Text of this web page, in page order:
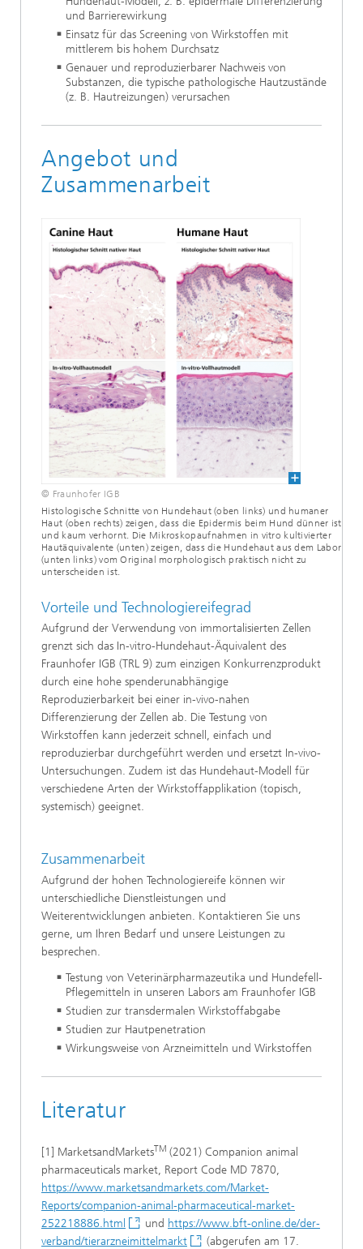
und Barrierewirkung
Einsatz für das Screening von Wirkstoffen mit
mittlerem bis hohem Durchsatz
Genauer und reproduzierbarer Nachweis von
Substanzen, die typische pathologische Hautzustände
(z. B. Hautreizungen) verursachen
Angebot und
Zusammenarbeit
© Fraunhofer IGB
Histologische Schnitte von Hundehaut (oben links) und humaner
Haut (oben rechts) zeigen, dass die Epidermis beim Hund dünner ist
und kaum verhornt. Die Mikroskopaufnahmen in vitro kultivierter
Hautäquivalente (unten) zeigen, dass die Hundehaut aus dem Labor
(unten links) vom Original morphologisch praktisch nicht zu
unterscheiden ist.
Vorteile und Technologiereifegrad
Aufgrund der Verwendung von immortalisierten Zellen
grenzt sich das In-vitro-Hundehaut-Äquivalent des
Fraunhofer IGB (TRL 9) zum einzigen Konkurrenzprodukt
durch eine hohe spenderunabhängige
Reproduzierbarkeit bei einer in-vivo-nahen
Differenzierung der Zellen ab. Die Testung von
Wirkstoffen kann jederzeit schnell, einfach und
reproduzierbar durchgeführt werden und ersetzt In-vivo-
Untersuchungen. Zudem ist das Hundehaut-Modell für
verschiedene Arten der Wirkstoffapplikation (topisch,
systemisch) geeignet.
Zusammenarbeit
Aufgrund der hohen Technologiereife können wir
unterschiedliche Dienstleistungen und
Weiterentwicklungen anbieten. Kontaktieren Sie uns
gerne, um Ihren Bedarf und unsere Leistungen zu
besprechen.
Testung von Veterinärpharmazeutika und Hundefell-
Pflegemitteln in unseren Labors am Fraunhofer IGB
Studien zur transdermalen Wirkstoffabgabe
Studien zur Hautpenetration
Wirkungsweise von Arzneimitteln und Wirkstoffen
Literatur
[1] MarketsandMarketsTM (2021) Companion animal
pharmaceuticals market, Report Code MD 7870,
https://www.marketsandmarkets.com/Market-
Reports/companion-animal-pharmaceutical-market-
252218886.html
und https://www.bft-online.de/der-
verband/tierarzneimittelmarkt
(abgerufen am 17.